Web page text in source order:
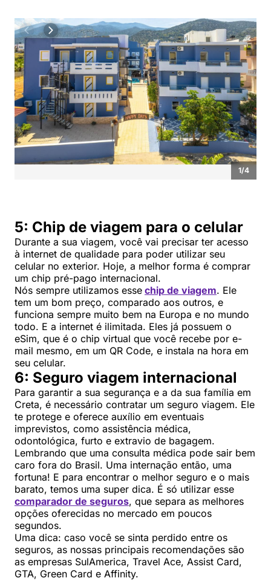
1/4
5: Chip de viagem para o celular
Durante a sua viagem, você vai precisar ter acesso
à internet de qualidade para poder utilizar seu
celular no exterior. Hoje, a melhor forma é comprar
um chip pré-pago internacional.
Nós sempre utilizamos esse chip de viagem. Ele
tem um bom preço, comparado aos outros, e
funciona sempre muito bem na Europa e no mundo
todo. E a internet é ilimitada. Eles já possuem o
eSim, que é o chip virtual que você recebe por e-
mail mesmo, em um QR Code, e instala na hora em
seu celular.
6: Seguro viagem internacional
Para garantir a sua segurança e a da sua família em
Creta, é necessário contratar um seguro viagem. Ele
te protege e oferece auxílio em eventuais
imprevistos, como assistência médica,
odontológica, furto e extravio de bagagem.
Lembrando que uma consulta médica pode sair bem
caro fora do Brasil. Uma internação então, uma
fortuna! E para encontrar o melhor seguro e o mais
barato, temos uma super dica. É só utilizar esse
comparador de seguros, que separa as melhores
opções oferecidas no mercado em poucos
segundos.
Uma dica: caso você se sinta perdido entre os
seguros, as nossas principais recomendações são
as empresas SulAmerica, Travel Ace, Assist Card,
GTA, Green Card e Affinity.